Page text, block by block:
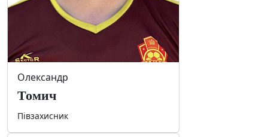
Олександр
Томич
Півзахисник